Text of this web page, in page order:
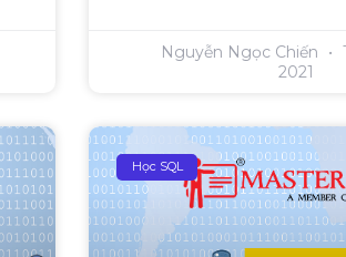
Nguyễn Ngọc Chiến
2021
Học SQL